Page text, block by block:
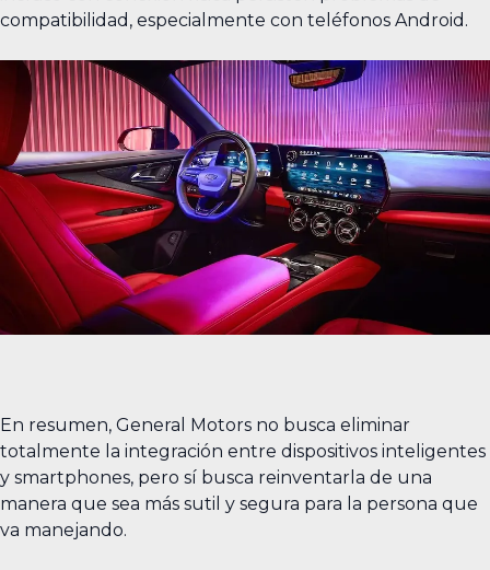
compatibilidad, especialmente con teléfonos Android.
En resumen, General Motors no busca eliminar
totalmente la integración entre dispositivos inteligentes
y smartphones, pero sí busca reinventarla de una
manera que sea más sutil y segura para la persona que
va manejando.